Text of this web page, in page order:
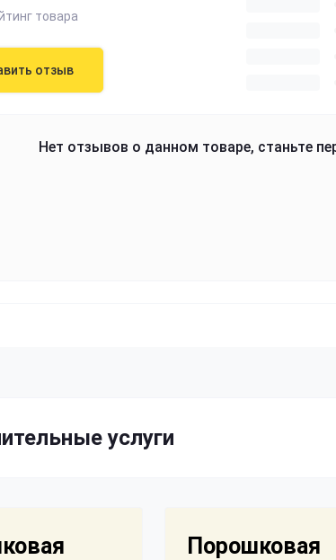
товара
отзыв
Нет отзывов о данном товаре, станьте
услуги
Порошковая